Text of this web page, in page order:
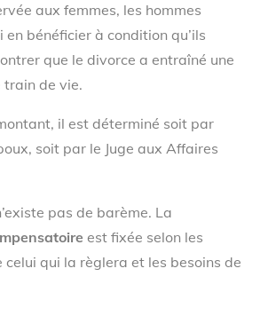
aux femmes, les hommes
en bénéficier à condition qu’ils
que le divorce a entraîné une
de vie.
il est déterminé soit par
soit par le Juge aux Affaires
pas de barème. La
est fixée selon les
celui qui la règlera et les besoins de